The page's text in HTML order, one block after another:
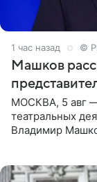
1 час назад ©
Машков
МОСКВА, 5 авг
театральных
Владимир